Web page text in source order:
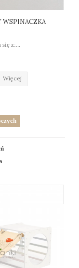
WSPINACZKA
się z:...
Więcej